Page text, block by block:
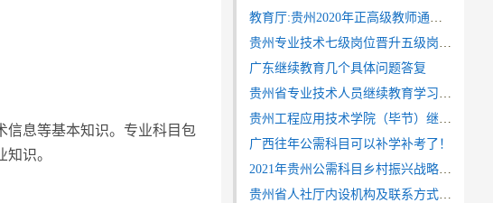
信息等基本知识。专业科目包
识。
教育厅:贵州2020年正高级教师通过人员名单公示
贵州专业技术七级岗位晋升五级岗位、六级岗位任职条件
广东继续教育几个具体问题答复
贵州省专业技术人员继续教育学习网登录入口
贵州工程应用技术学院（毕节）继续教育平台登录入口
广西往年公需科目可以补学补考了！
2021年贵州公需科目乡村振兴战略学习网站入口
贵州省人社厅内设机构及联系方式（电话）